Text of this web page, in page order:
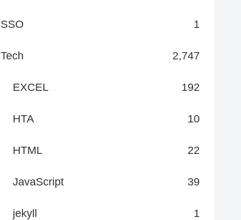
SSO 1
Tech 2,747
EXCEL 192
HTA 10
HTML 22
JavaScript 39
jekyll 1